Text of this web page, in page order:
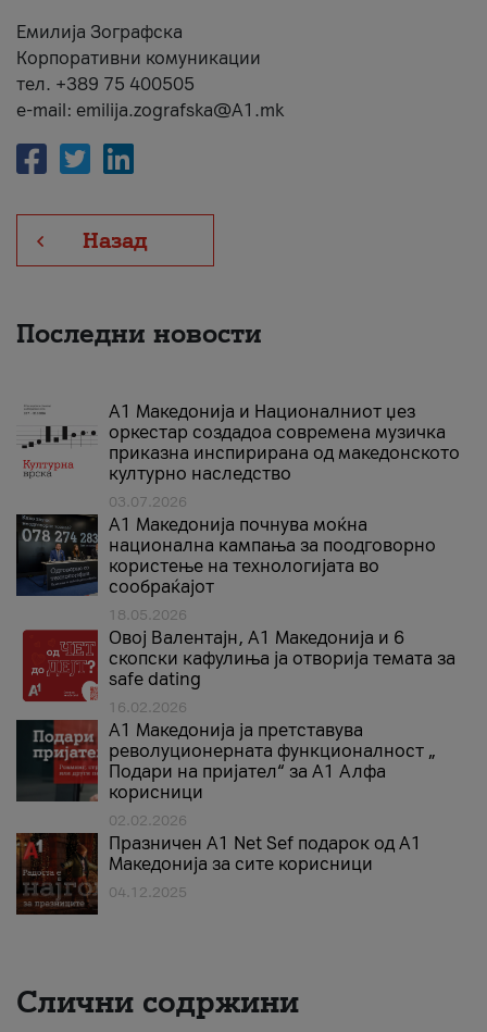
Емилија Зографска
Корпоративни комуникации
тел. +389 75 400505
e-mail: emilija.zografska@A1.mk
Назад
Последни новости
А1 Македонија и Националниот џез
оркестар создадоа современа музичка
приказна инспирирана од македонското
културно наследство
03.07.2026
A1 Македонија почнува моќна
национална кампања за поодговорно
користење на технологијата во
сообраќајот
18.05.2026
Овој Валентајн, A1 Македонија и 6
скопски кафулиња ја отворија темата за
safe dating
16.02.2026
А1 Македонија ја претставува
револуционерната функционалност „
Подари на пријател“ за А1 Алфа
корисници
02.02.2026
Празничен A1 Net Sеf подарок од А1
Македонија за сите корисници
04.12.2025
Слични содржини